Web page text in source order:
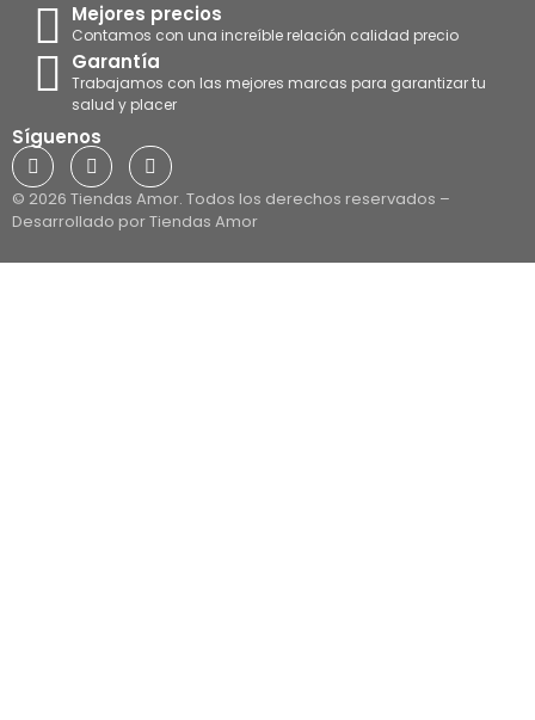
Mejores precios
Contamos con una increíble relación calidad precio
Garantía
Trabajamos con las mejores marcas para garantizar tu
salud y placer
Síguenos
© 2026 Tiendas Amor. Todos los derechos reservados –
Desarrollado por Tiendas Amor